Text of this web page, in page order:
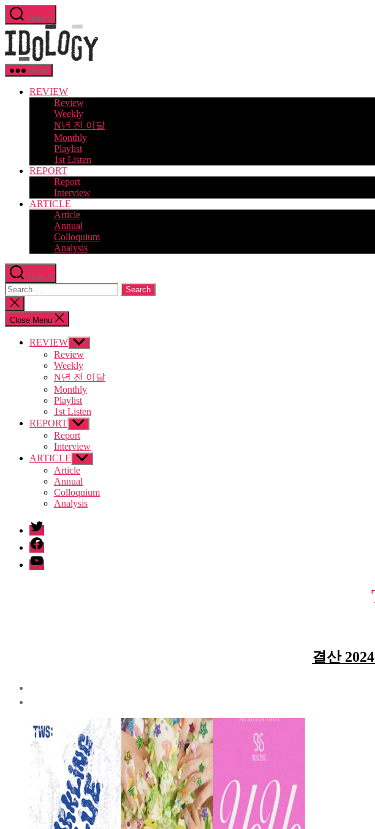
Skip
to
the
content
Search
Menu
REVIEW
Review
Weekly
N년 전 이달
Monthly
Playlist
1st Listen
REPORT
Report
Interview
ARTICLE
Article
Annual
Colloquium
Analysis
Search
Search
for:
Close
search
Close Menu
REVIEW Show
sub
menu
Review
Weekly
N년 전 이달
Monthly
Playlist
1st Listen
REPORT Show
sub
menu
Report
Interview
ARTICLE Show
sub
menu
Article
Annual
Colloquium
Analysis
twitter
facebook
Youtube
결산